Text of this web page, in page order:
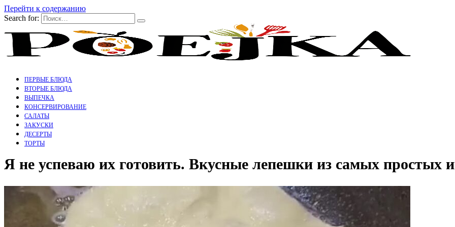
Перейти к содержанию
Search for:
ПЕРВЫЕ БЛЮДА
ВТОРЫЕ БЛЮДА
ВЫПЕЧКА
КОНСЕРВИРОВАНИЕ
САЛАТЫ
ЗАКУСКИ
ДЕСЕРТЫ
ТОРТЫ
Я не успеваю их готовить. Вкусные лепешки из самых простых